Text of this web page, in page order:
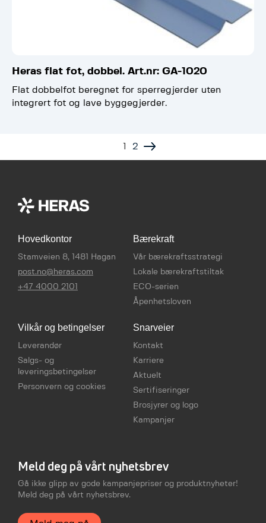
Heras flat fot, dobbel. Art.nr: GA-1020
Flat dobbelfot beregnet for sperregjerder uten
integrert fot og lave byggegjerder.
1 2
Hovedkontor
Stamveien 8, 1481 Hagan
post.no@heras.com
+47 4000 2101
Bærekraft
Vår bærekraftsstrategi
Lokale bærekraftstiltak
ECO-serien
Åpenhetsloven
Vilkår og betingelser
Leverandør
Salgs- og
leveringsbetingelser
Personvern og cookies
Snarveier
Kontakt
Karriere
Aktuelt
Sertifiseringer
Brosjyrer og logo
Kampanjer
Meld deg på vårt nyhetsbrev
Gå ikke glipp av gode kampanjepriser og produktnyheter!
Meld deg på vårt nyhetsbrev.